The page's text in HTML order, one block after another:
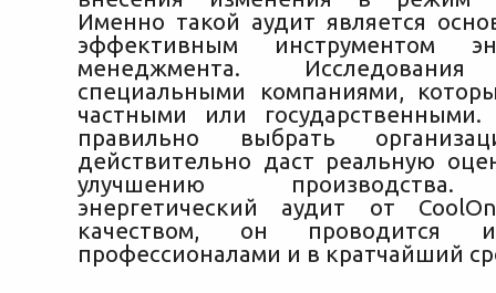
Именно такой аудит является
эффективным инструментом
менеджмента. Исследования
специальными компаниями,
частными или
правильно выбрать
действительно даст реальную
улучшению
энергетический аудит от
качеством, он проводится
профессионалами и в кратчайший